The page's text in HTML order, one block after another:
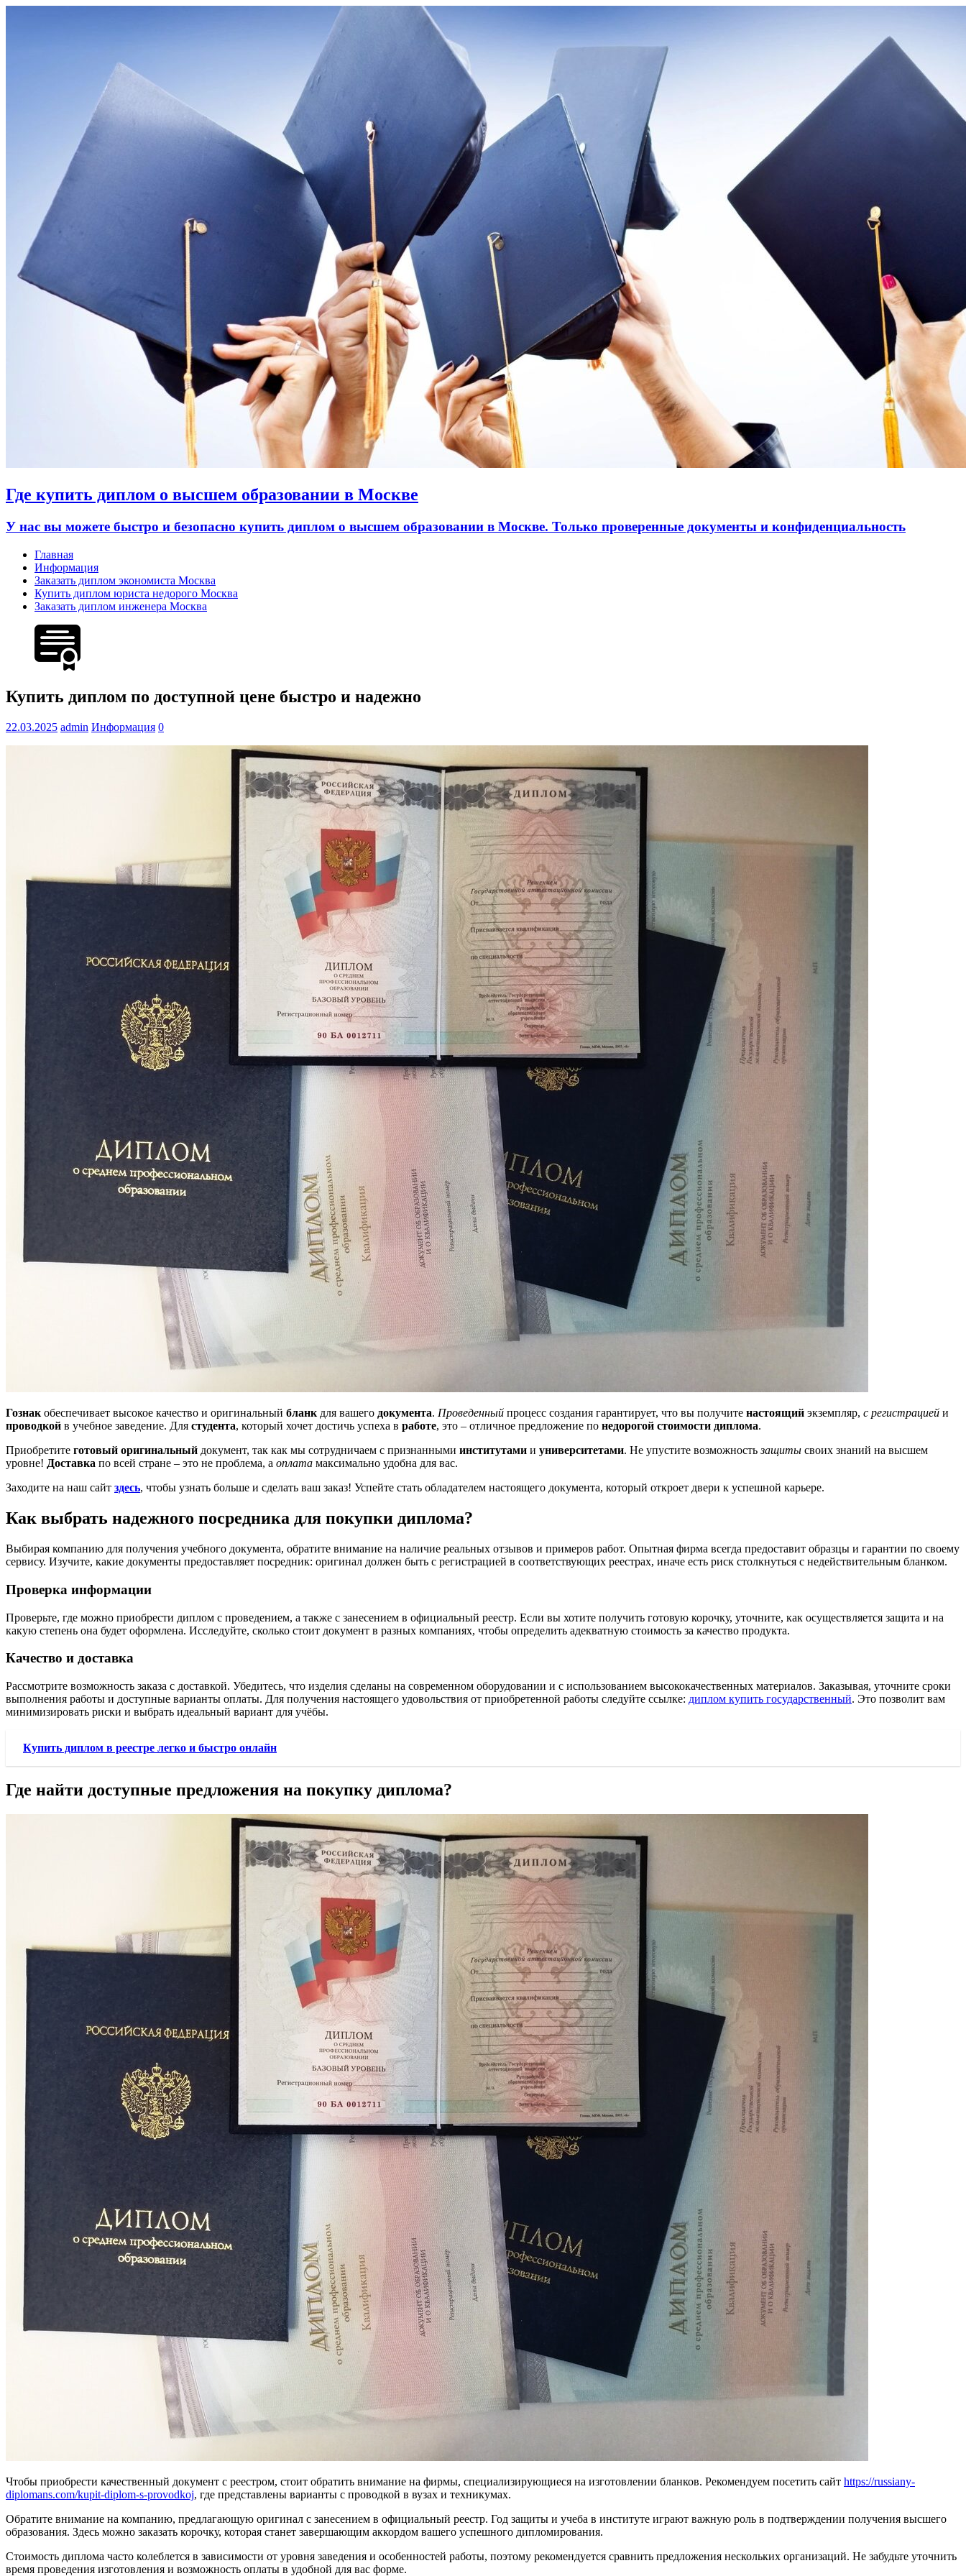
Где купить диплом о высшем образовании в Москве
У нас вы можете быстро и безопасно купить диплом о высшем образовании в Москве. Только проверенные документы и конфиденциальность
Главная
Информация
Заказать диплом экономиста Москва
Купить диплом юриста недорого Москва
Заказать диплом инженера Москва
Купить диплом по доступной цене быстро и надежно
22.03.2025 admin Информация 0
Гознак обеспечивает высокое качество и оригинальный бланк для вашего документа. Проведенный процесс создания гарантирует, что вы получите настоящий экземпляр, с регистрацией и
проводкой в учебное заведение. Для студента, который хочет достичь успеха в работе, это – отличное предложение по недорогой стоимости диплома.
Приобретите готовый оригинальный документ, так как мы сотрудничаем с признанными институтами и университетами. Не упустите возможностьзащиты своих знаний на высшем
уровне! Доставка по всей стране – это не проблема, а оплата максимально удобна для вас.
Заходите на наш сайт здесь, чтобы узнать больше и сделать ваш заказ! Успейте стать обладателем настоящего документа, который откроет двери к успешной карьере.
Как выбрать надежного посредника для покупки диплома?
Выбирая компанию для получения учебного документа, обратите внимание на наличие реальных отзывов и примеров работ. Опытная фирма всегда предоставит образцы и гарантии по своему
сервису. Изучите, какие документы предоставляет посредник: оригинал должен быть с регистрацией в соответствующих реестрах, иначе есть риск столкнуться с недействительным бланком.
Проверка информации
Проверьте, где можно приобрести диплом с проведением, а также с занесением в официальный реестр. Если вы хотите получить готовую корочку, уточните, как осуществляется защита и на
какую степень она будет оформлена. Исследуйте, сколько стоит документ в разных компаниях, чтобы определить адекватную стоимость за качество продукта.
Качество и доставка
Рассмотрите возможность заказа с доставкой. Убедитесь, что изделия сделаны на современном оборудовании и с использованием высококачественных материалов. Заказывая, уточните сроки
выполнения работы и доступные варианты оплаты. Для получения настоящего удовольствия от приобретенной работы следуйте ссылке: диплом купить государственный. Это позволит вам
минимизировать риски и выбрать идеальный вариант для учёбы.
Купить диплом в реестре легко и быстро онлайн
Где найти доступные предложения на покупку диплома?
Чтобы приобрести качественный документ с реестром, стоит обратить внимание на фирмы, специализирующиеся на изготовлении бланков. Рекомендуем посетить сайт https://russiany-
diplomans.com/kupit-diplom-s-provodkoj, где представлены варианты с проводкой в вузах и техникумах.
Обратите внимание на компанию, предлагающую оригинал с занесением в официальный реестр. Год защиты и учеба в институте играют важную роль в подтверждении получения высшего
образования. Здесь можно заказать корочку, которая станет завершающим аккордом вашего успешного дипломирования.
Стоимость диплома часто колеблется в зависимости от уровня заведения и особенностей работы, поэтому рекомендуется сравнить предложения нескольких организаций. Не забудьте уточнить
время проведения изготовления и возможность оплаты в удобной для вас форме.